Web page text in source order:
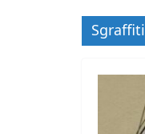
Sgraffiti